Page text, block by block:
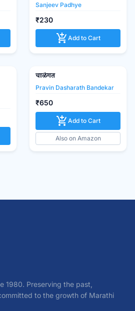
Sanjeev Padhye
₹230
add_shopping_cart Add to Cart
चाळेगत
Pravin Dasharath Bandekar
₹650
add_shopping_cart Add to Cart
Also on Amazon
1980. Preserving the past,
to the growth of Marathi